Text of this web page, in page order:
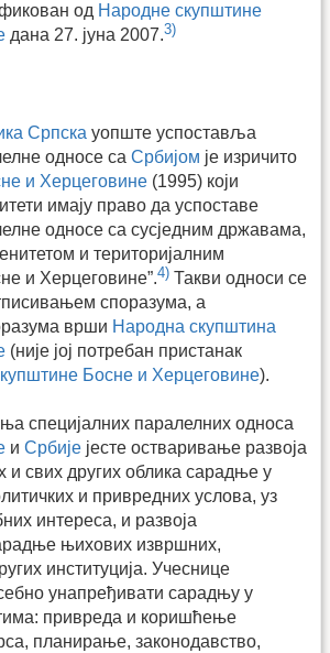
од Народне скупштине
дана 27. јуна 2007.3)
Српска уопште успоставља
односе са Србијом је изричито
и Херцеговине (1995) који
имају право да успоставе
односе са сусједним државама,
и територијалним
и Херцеговине”.4) Такви односи се
споразума, а
врши Народна скупштина
(није јој потребан пристанак
Босне и Херцеговине).
специјалних паралелних односа
и Србије јесте остваривање развоја
и свих других облика сарадње у
и привредних услова, уз
интереса, и развоја
њихових извршних,
институција. Учеснице
унапређивати сарадњу у
привреда и коришћење
планирање, законодавство,